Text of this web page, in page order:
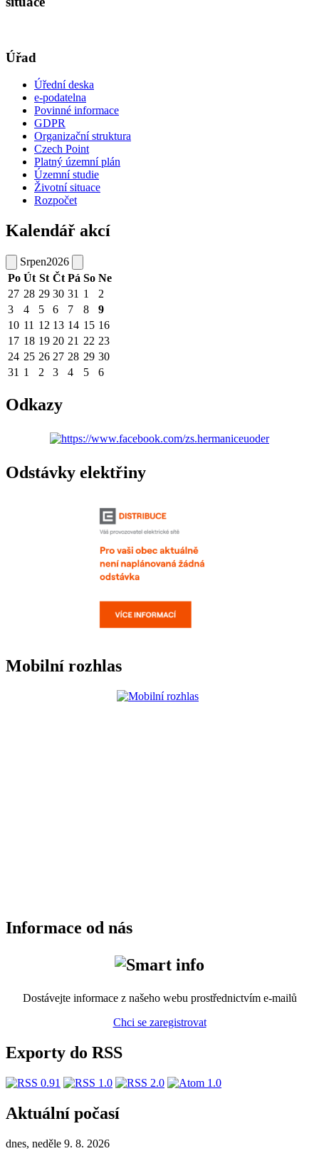
Úřad
Úřední deska
e-podatelna
Povinné informace
GDPR
Organizační struktura
Czech Point
Platný územní plán
Územní studie
Životní situace
Rozpočet
Kalendář akcí
Srpen2026
Po Út St Čt Pá So Ne
27 28 29 30 31 1
2
3
4 5 6 7 8
9
10 11 12 13 14 15 16
17 18 19 20 21 22 23
24 25 26 27 28 29 30
31 1 2 3 4 5 6
Odkazy
Odstávky elektřiny
Mobilní rozhlas
Informace od nás
Dostávejte informace z našeho webu prostřednictvím e-mailů
Chci se zaregistrovat
Exporty do RSS
Aktuální počasí
dnes, neděle 9. 8. 2026